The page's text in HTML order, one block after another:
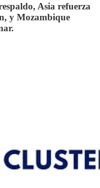
Asia refuerza
y Mozambique